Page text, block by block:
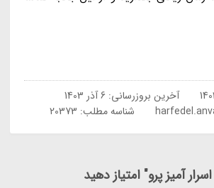
آخرین بروزرسانی: 6 آذر 1403
شناسه مطلب: 20373
آمیز پرو" امتیاز دهید